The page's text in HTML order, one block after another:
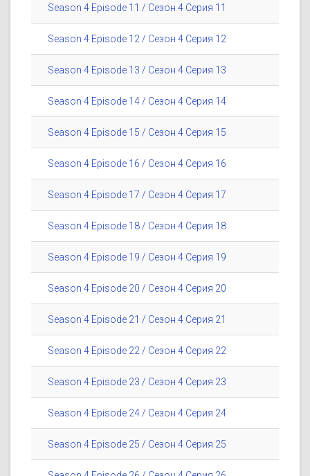
Season 4 Episode 11 / Сезон 4 Серия 11
Season 4 Episode 12 / Сезон 4 Серия 12
Season 4 Episode 13 / Сезон 4 Серия 13
Season 4 Episode 14 / Сезон 4 Серия 14
Season 4 Episode 15 / Сезон 4 Серия 15
Season 4 Episode 16 / Сезон 4 Серия 16
Season 4 Episode 17 / Сезон 4 Серия 17
Season 4 Episode 18 / Сезон 4 Серия 18
Season 4 Episode 19 / Сезон 4 Серия 19
Season 4 Episode 20 / Сезон 4 Серия 20
Season 4 Episode 21 / Сезон 4 Серия 21
Season 4 Episode 22 / Сезон 4 Серия 22
Season 4 Episode 23 / Сезон 4 Серия 23
Season 4 Episode 24 / Сезон 4 Серия 24
Season 4 Episode 25 / Сезон 4 Серия 25